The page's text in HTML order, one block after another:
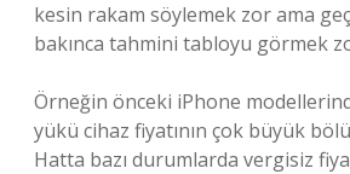
kesin rakam söylemek zor ama
bakınca tahmini tabloyu görmek
Örneğin önceki iPhone
yükü cihaz fiyatının çok büyük
Hatta bazı durumlarda vergisiz